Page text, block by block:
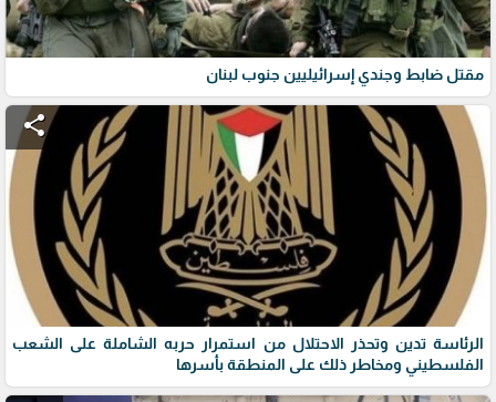
مقتل ضابط وجندي إسرائيليين جنوب لبنان
share
الرئاسة تدين وتحذر الاحتلال من استمرار حربه الشاملة على الشعب
الفلسطيني ومخاطر ذلك على المنطقة بأسرها